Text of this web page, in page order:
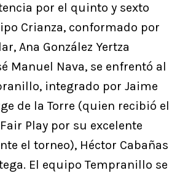
por el quinto y sexto
Crianza, conformado por
Ana González Yertza
Manuel Nava, se enfrentó al
integrado por Jaime
de la Torre (quien recibió el
Play por su excelente
el torneo), Héctor Cabañas
El equipo Tempranillo se